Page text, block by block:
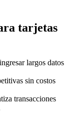
tarjetas
largos datos
sin costos
transacciones